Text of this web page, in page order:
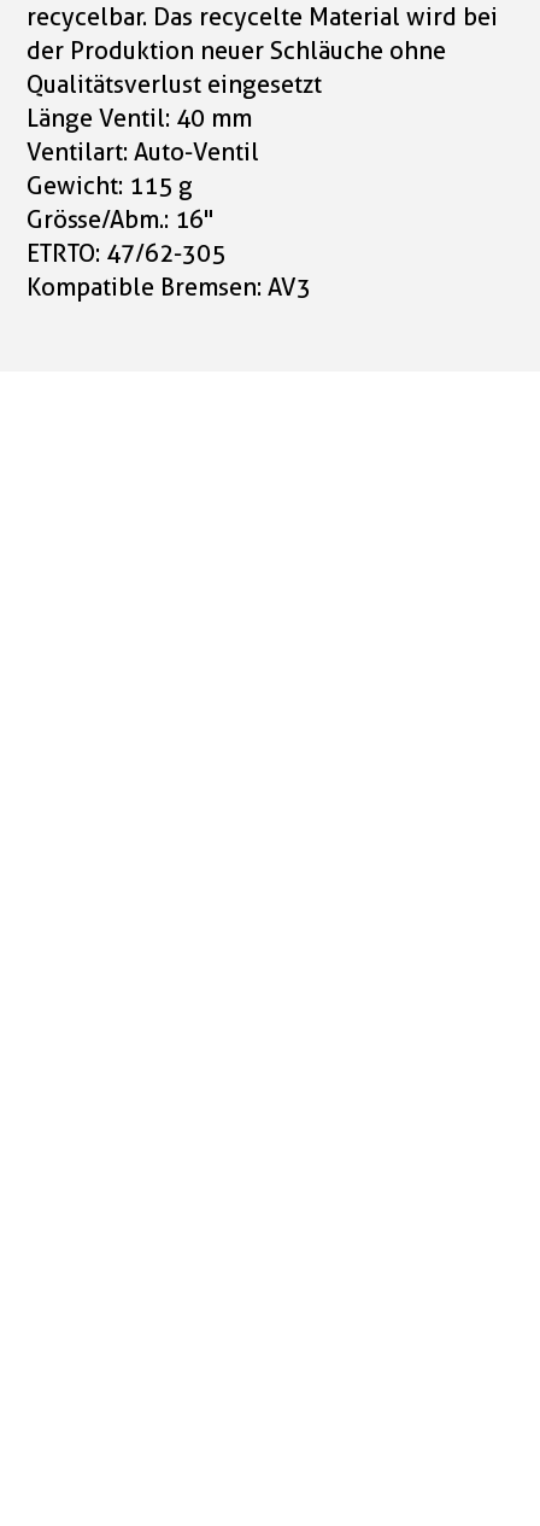
recycelbar. Das recycelte Material wird bei
der Produktion neuer Schläuche ohne
Qualitätsverlust eingesetzt
Länge Ventil: 40 mm
Ventilart: Auto-Ventil
Gewicht: 115 g
Grösse/Abm.: 16"
ETRTO: 47/62-305
Kompatible Bremsen: AV3